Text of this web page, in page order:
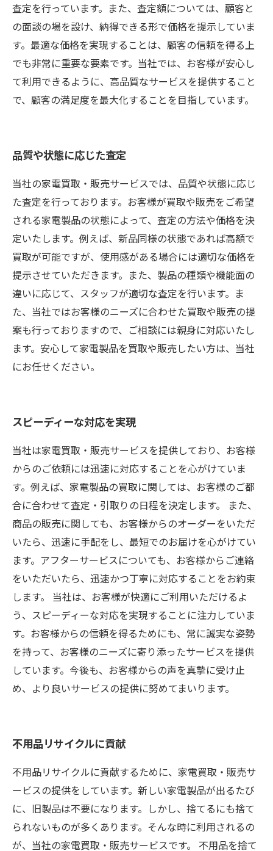
査定を行っています。また、査定額については、顧客と
の面談の場を設け、納得できる形で価格を提示していま
す。最適な価格を実現することは、顧客の信頼を得る上
でも非常に重要な要素です。当社では、お客様が安心し
て利用できるように、高品質なサービスを提供すること
で、顧客の満足度を最大化することを目指しています。
品質や状態に応じた査定
当社の家電買取・販売サービスでは、品質や状態に応じ
た査定を行っております。お客様が買取や販売をご希望
される家電製品の状態によって、査定の方法や価格を決
定いたします。例えば、新品同様の状態であれば高額で
買取が可能ですが、使用感がある場合には適切な価格を
提示させていただきます。また、製品の種類や機能面の
違いに応じて、スタッフが適切な査定を行います。ま
た、当社ではお客様のニーズに合わせた買取や販売の提
案も行っておりますので、ご相談には親身に対応いたし
ます。安心して家電製品を買取や販売したい方は、当社
にお任せください。
スピーディーな対応を実現
当社は家電買取・販売サービスを提供しており、お客様
からのご依頼には迅速に対応することを心がけていま
す。例えば、家電製品の買取に関しては、お客様のご都
合に合わせて査定・引取りの日程を決定します。 また、
商品の販売に関しても、お客様からのオーダーをいただ
いたら、迅速に手配をし、最短でのお届けを心がけてい
ます。アフターサービスについても、お客様からご連絡
をいただいたら、迅速かつ丁寧に対応することをお約束
します。 当社は、お客様が快適にご利用いただけるよ
う、スピーディーな対応を実現することに注力していま
す。お客様からの信頼を得るためにも、常に誠実な姿勢
を持って、お客様のニーズに寄り添ったサービスを提供
しています。今後も、お客様からの声を真摯に受け止
め、より良いサービスの提供に努めてまいります。
不用品リサイクルに貢献
不用品リサイクルに貢献するために、家電買取・販売サ
ービスの提供をしています。新しい家電製品が出るたび
に、旧製品は不要になります。しかし、捨てるにも捨て
られないものが多くあります。そんな時に利用されるの
が、当社の家電買取・販売サービスです。 不用品を捨て